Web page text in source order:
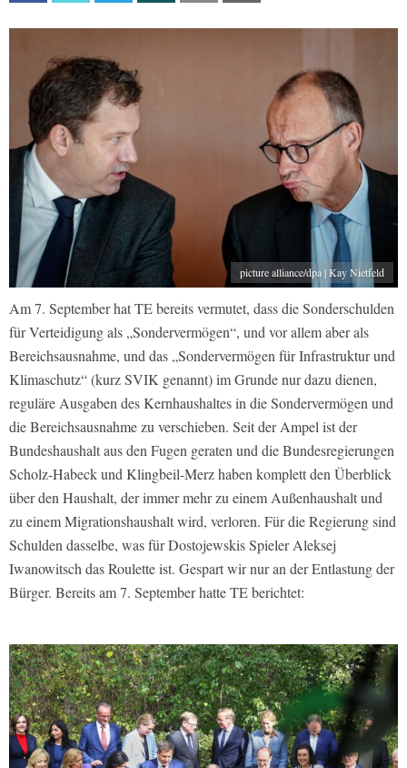
picture alliance/dpa | Kay Nietfeld
Am 7. September hat TE bereits vermutet, dass die Sonderschulden
für Verteidigung als „Sondervermögen“, und vor allem aber als
Bereichsausnahme, und das „Sondervermögen für Infrastruktur und
Klimaschutz“ (kurz SVIK genannt) im Grunde nur dazu dienen,
reguläre Ausgaben des Kernhaushaltes in die Sondervermögen und
die Bereichsausnahme zu verschieben. Seit der Ampel ist der
Bundeshaushalt aus den Fugen geraten und die Bundesregierungen
Scholz-Habeck und Klingbeil-Merz haben komplett den Überblick
über den Haushalt, der immer mehr zu einem Außenhaushalt und
zu einem Migrationshaushalt wird, verloren. Für die Regierung sind
Schulden dasselbe, was für Dostojewskis Spieler Aleksej
Iwanowitsch das Roulette ist. Gespart wir nur an der Entlastung der
Bürger. Bereits am 7. September hatte TE berichtet: